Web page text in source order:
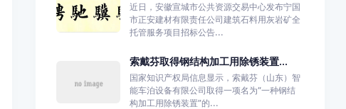
近日，安徽宣城市公共资源交易中心发布宁国
市正安建材有限责任公司建筑石料用灰岩矿全
托管服务项目招标公告...
索戴芬取得钢结构加工用除锈装置...
国家知识产权局信息显示，索戴芬（山东）智
能车泊设备有限公司取得一项名为“一种钢结
构加工用除锈装置”的...